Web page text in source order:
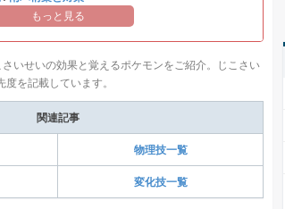
ランキング
もっと見る
いせいの効果と覚えるポケモンをご紹介。じこさい
を記載しています。
関連記事
物理技一覧
変化技一覧